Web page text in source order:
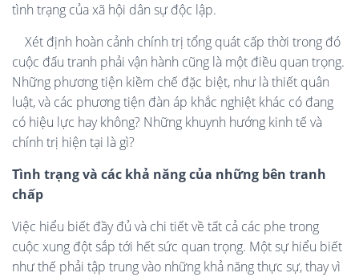
tình trạng của xã hội dân sự độc lập.
Xét định hoàn cảnh chính trị tổng quát cấp thời trong đó
cuộc đấu tranh phải vận hành cũng là một điều quan trọng.
Những phương tiện kiềm chế đặc biệt, như là thiết quân
luật, và các phương tiện đàn áp khắc nghiệt khác có đang
có hiệu lực hay không? Những khuynh hướng kinh tế và
chính trị hiện tại là gì?
Tình trạng và các khả năng của những bên tranh
chấp
Việc hiểu biết đầy đủ và chi tiết về tất cả các phe trong
cuộc xung đột sắp tới hết sức quan trọng. Một sự hiểu biết
như thế phải tập trung vào những khả năng thực sự, thay vì